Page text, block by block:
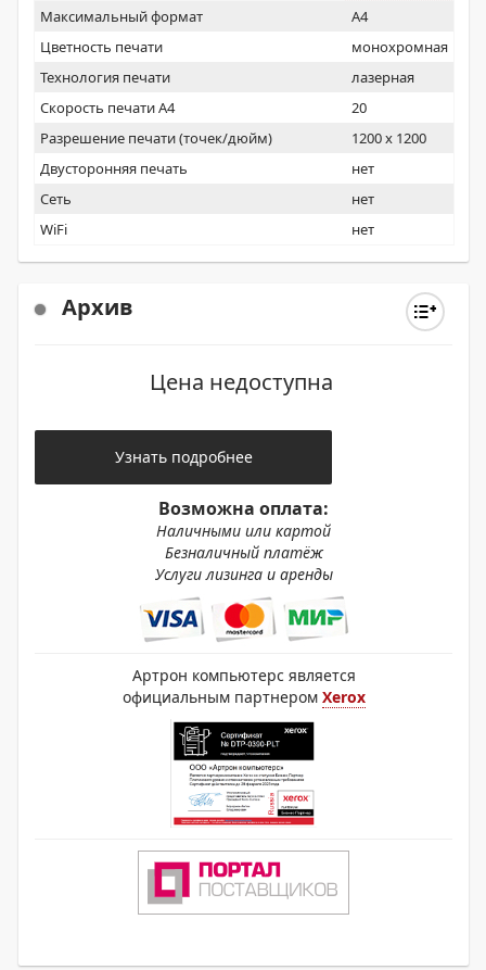
Максимальный формат
A4
Цветность печати
монохромная
Технология печати
лазерная
Скорость печати А4
20
Разрешение печати (точек/дюйм)
1200 x 1200
Двусторонняя печать
нет
Сеть
нет
WiFi
нет
Архив
Цена недоступна
Узнать подробнее
Возможна оплата:
Наличными или картой
Безналичный платёж
Услуги лизинга и аренды
Артрон компьютерс является
официальным партнером Xerox